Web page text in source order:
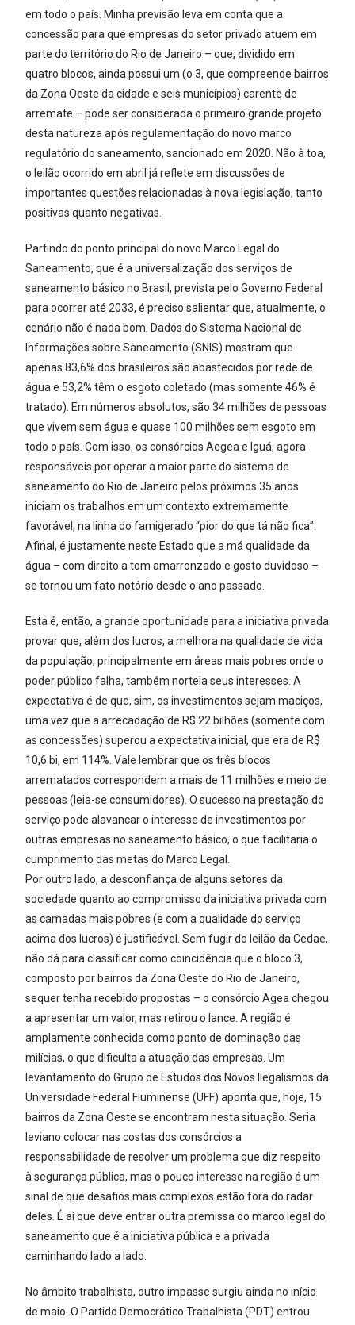
em todo o país. Minha previsão leva em conta que a
concessão para que empresas do setor privado atuem em
parte do território do Rio de Janeiro – que, dividido em
quatro blocos, ainda possui um (o 3, que compreende bairros
da Zona Oeste da cidade e seis municípios) carente de
arremate – pode ser considerada o primeiro grande projeto
desta natureza após regulamentação do novo marco
regulatório do saneamento, sancionado em 2020. Não à toa,
o leilão ocorrido em abril já reflete em discussões de
importantes questões relacionadas à nova legislação, tanto
positivas quanto negativas.
Partindo do ponto principal do novo Marco Legal do
Saneamento, que é a universalização dos serviços de
saneamento básico no Brasil, prevista pelo Governo Federal
para ocorrer até 2033, é preciso salientar que, atualmente, o
cenário não é nada bom. Dados do Sistema Nacional de
Informações sobre Saneamento (SNIS) mostram que
apenas 83,6% dos brasileiros são abastecidos por rede de
água e 53,2% têm o esgoto coletado (mas somente 46% é
tratado). Em números absolutos, são 34 milhões de pessoas
que vivem sem água e quase 100 milhões sem esgoto em
todo o país. Com isso, os consórcios Aegea e Iguá, agora
responsáveis por operar a maior parte do sistema de
saneamento do Rio de Janeiro pelos próximos 35 anos
iniciam os trabalhos em um contexto extremamente
favorável, na linha do famigerado “pior do que tá não fica”.
Afinal, é justamente neste Estado que a má qualidade da
água – com direito a tom amarronzado e gosto duvidoso –
se tornou um fato notório desde o ano passado.
Esta é, então, a grande oportunidade para a iniciativa privada
provar que, além dos lucros, a melhora na qualidade de vida
da população, principalmente em áreas mais pobres onde o
poder público falha, também norteia seus interesses. A
expectativa é de que, sim, os investimentos sejam maciços,
uma vez que a arrecadação de R$ 22 bilhões (somente com
as concessões) superou a expectativa inicial, que era de R$
10,6 bi, em 114%. Vale lembrar que os três blocos
arrematados correspondem a mais de 11 milhões e meio de
pessoas (leia-se consumidores). O sucesso na prestação do
serviço pode alavancar o interesse de investimentos por
outras empresas no saneamento básico, o que facilitaria o
cumprimento das metas do Marco Legal.
Por outro lado, a desconfiança de alguns setores da
sociedade quanto ao compromisso da iniciativa privada com
as camadas mais pobres (e com a qualidade do serviço
acima dos lucros) é justificável. Sem fugir do leilão da Cedae,
não dá para classificar como coincidência que o bloco 3,
composto por bairros da Zona Oeste do Rio de Janeiro,
sequer tenha recebido propostas – o consórcio Agea chegou
a apresentar um valor, mas retirou o lance. A região é
amplamente conhecida como ponto de dominação das
milícias, o que dificulta a atuação das empresas. Um
levantamento do Grupo de Estudos dos Novos Ilegalismos da
Universidade Federal Fluminense (UFF) aponta que, hoje, 15
bairros da Zona Oeste se encontram nesta situação. Seria
leviano colocar nas costas dos consórcios a
responsabilidade de resolver um problema que diz respeito
à segurança pública, mas o pouco interesse na região é um
sinal de que desafios mais complexos estão fora do radar
deles. É aí que deve entrar outra premissa do marco legal do
saneamento que é a iniciativa pública e a privada
caminhando lado a lado.
No âmbito trabalhista, outro impasse surgiu ainda no início
de maio. O Partido Democrático Trabalhista (PDT) entrou